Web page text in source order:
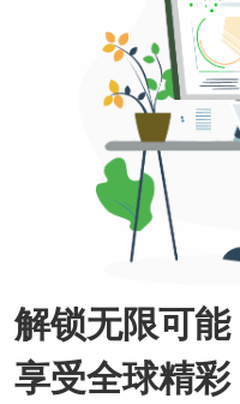
解锁无限可能
享受全球精彩